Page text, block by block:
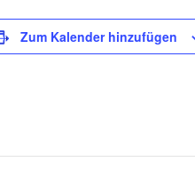
Zum Kalender hinzufügen